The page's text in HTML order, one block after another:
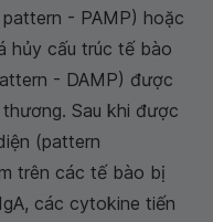
- PAMP) hoặc
hủy cấu trúc tế bào
- DAMP) được
Sau khi được
(pattern
trên các tế bào bị
các cytokine tiến